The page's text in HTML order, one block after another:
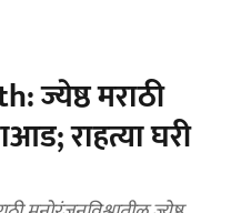
ज्येष्ठ मराठी
राहत्या घरी